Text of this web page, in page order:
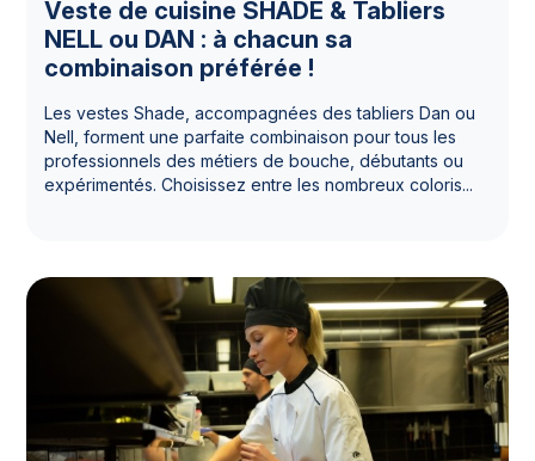
Veste de cuisine SHADE & Tabliers
NELL ou DAN : à chacun sa
combinaison préférée !
Les vestes Shade, accompagnées des tabliers Dan ou
Nell, forment une parfaite combinaison pour tous les
professionnels des métiers de bouche, débutants ou
expérimentés. Choisissez entre les nombreux coloris...